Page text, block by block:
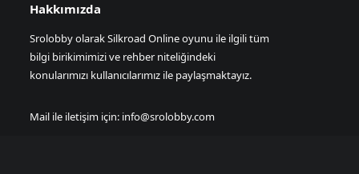
Hakkımızda
Srolobby olarak Silkroad Online oyunu ile ilgili tüm
bilgi birikimimizi ve rehber niteliğindeki
konularımızı kullanıcılarımız ile paylaşmaktayız.
Mail ile iletişim için: info@srolobby.com